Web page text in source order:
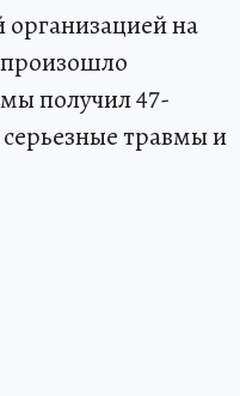
на
получил 47-
травмы и